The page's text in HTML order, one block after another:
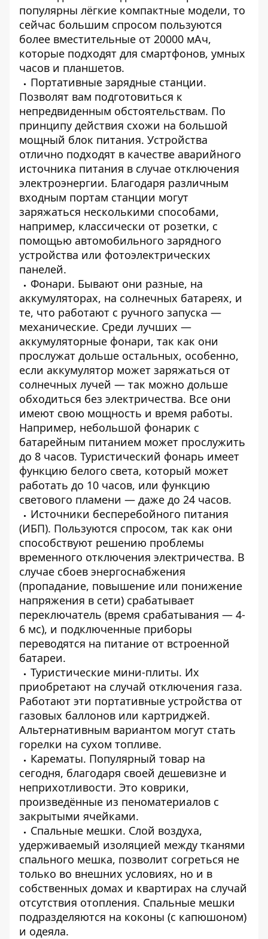
популярны лёгкие компактные модели, то
сейчас большим спросом пользуются
более вместительные от 20000 мАч,
которые подходят для смартфонов, умных
часов и планшетов.
Портативные зарядные станции.
Позволят вам подготовиться к
непредвиденным обстоятельствам. По
принципу действия схожи на большой
мощный блок питания. Устройства
отлично подходят в качестве аварийного
источника питания в случае отключения
электроэнергии. Благодаря различным
входным портам станции могут
заряжаться несколькими способами,
например, классически от розетки, с
помощью автомобильного зарядного
устройства или фотоэлектрических
панелей.
Фонари. Бывают они разные, на
аккумуляторах, на солнечных батареях, и
те, что работают с ручного запуска —
механические. Среди лучших —
аккумуляторные фонари, так как они
прослужат дольше остальных, особенно,
если аккумулятор может заряжаться от
солнечных лучей — так можно дольше
обходиться без электричества. Все они
имеют свою мощность и время работы.
Например, небольшой фонарик с
батарейным питанием может прослужить
до 8 часов. Туристический фонарь имеет
функцию белого света, который может
работать до 10 часов, или функцию
светового пламени — даже до 24 часов.
Источники бесперебойного питания
(ИБП). Пользуются спросом, так как они
способствуют решению проблемы
временного отключения электричества. В
случае сбоев энергоснабжения
(пропадание, повышение или понижение
напряжения в сети) срабатывает
переключатель (время срабатывания — 4-
6 мс), и подключенные приборы
переводятся на питание от встроенной
батареи.
Туристические мини-плиты. Их
приобретают на случай отключения газа.
Работают эти портативные устройства от
газовых баллонов или картриджей.
Альтернативным вариантом могут стать
горелки на сухом топливе.
Карематы. Популярный товар на
сегодня, благодаря своей дешевизне и
неприхотливости. Это коврики,
произведённые из пеноматериалов с
закрытыми ячейками.
Спальные мешки. Слой воздуха,
удерживаемый изоляцией между тканями
спального мешка, позволит согреться не
только во внешних условиях, но и в
собственных домах и квартирах на случай
отсутствия отопления. Спальные мешки
подразделяются на коконы (с капюшоном)
и одеяла.